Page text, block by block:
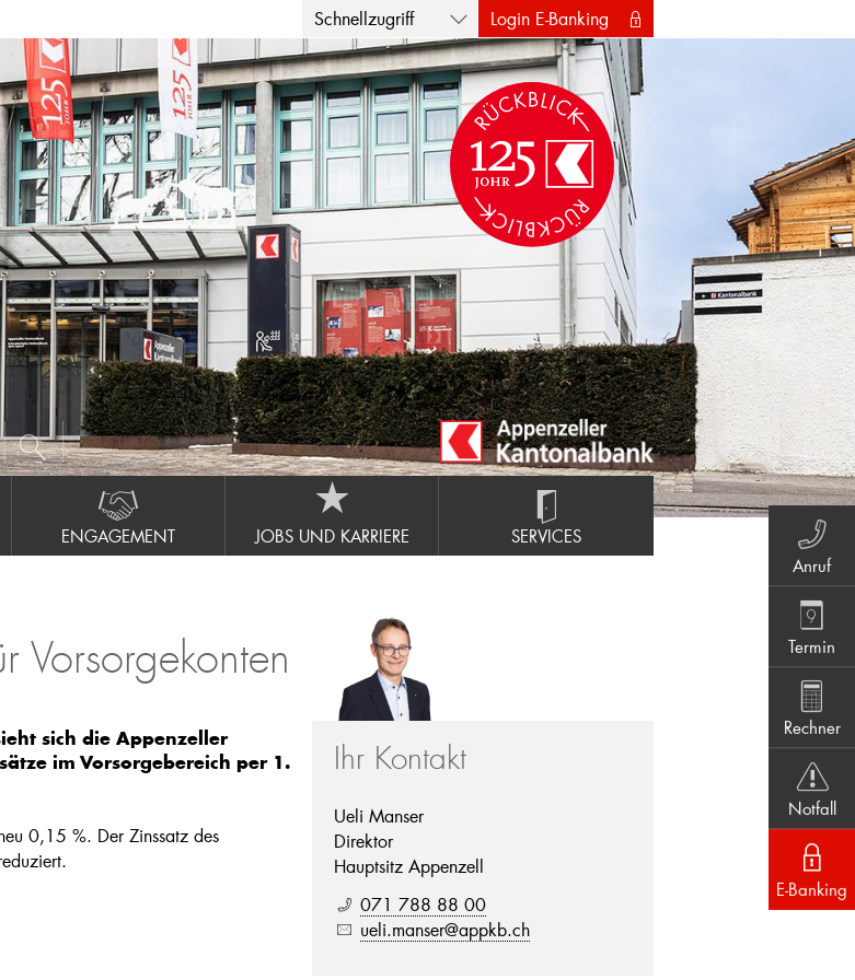
Schnellzugriff Login E-Banking
ENGAGEMENT JOBS UND KARRIERE SERVICES
Vorsorgekonten
sich die Appenzeller
im Vorsorgebereich per 1.
0,15 %. Der Zinssatz des
Ihr Kontakt
Ueli Manser
Direktor
Hauptsitz Appenzell
071 788 88 00
ueli.manser@appkb.ch
Anruf
Termin
Rechner
Notfall
E-Banking